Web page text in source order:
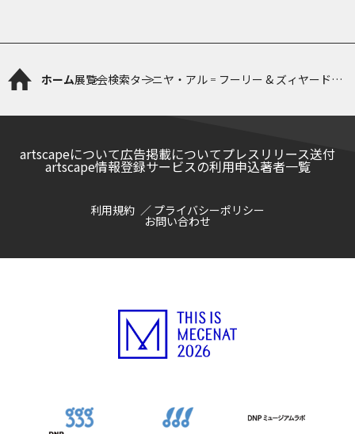
ホーム展覧会検索ターニヤ・アル゠フーリー & ズィヤード・
artscapeについて広告掲載についてプレスリリース送付
artscape情報登録サービスの利用申込著者一覧
利用規約 プライバシーポリシー
お問い合わせ